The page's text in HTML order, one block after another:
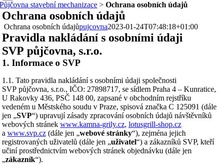
Půjčovna stavební mechanizace >Ochrana osobních údajů
Ochrana osobních údajů
Ochrana osobních údajůpujcovna2023-01-24T07:48:18+01:00
Pravidla nakládání s osobními údaji
SVP půjčovna, s.r.o.
1. Informace o SVP
1.1. Tato pravidla nakládání s osobními údaji společnosti
SVP půjčovna, s.r.o., IČO: 27898717, se sídlem Praha 4 – Kunratice,
U Rakovky 436, PSČ 148 00, zapsané v obchodním rejstříku
vedeném u Městského soudu v Praze, spisová značka C 125091 (dále
jen „SVP“) upravují zásady zpracování osobních údajů návštěvníků
webových stránek www.kamna-grily.cz, lotusgrill-shop.cz
a www.svp.cz(dále jen „webové stránky“), zejména jejich
registrovaných uživatelů (dále jen „uživatel“) a zákazníků SVP, kteří
učiní prostřednictvím webových stránek objednávku (dále jen
„zákazník“).